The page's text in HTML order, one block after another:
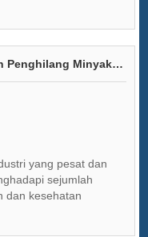
Mengapa Kita Harus Peduli dengan Penghilang Minyak Trafo Vakum Tinggi? Menelusuri Dampak Lingkungan dan Kesehatan di Indonesia!
yang pesat dan
sejumlah
dan kesehatan